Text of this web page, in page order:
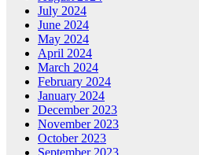
July 2024
June 2024
May 2024
April 2024
March 2024
February 2024
January 2024
December 2023
November 2023
October 2023
September 2023